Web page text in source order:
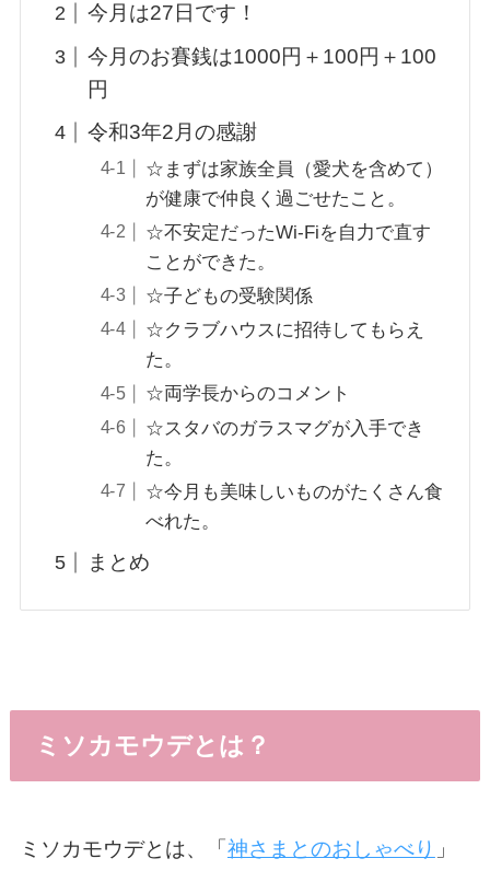
今月は27日です！
今月のお賽銭は1000円＋100円＋100
円
令和3年2月の感謝
☆まずは家族全員（愛犬を含めて）
が健康で仲良く過ごせたこと。
☆不安定だったWi-Fiを自力で直す
ことができた。
☆子どもの受験関係
☆クラブハウスに招待してもらえ
た。
☆両学長からのコメント
☆スタバのガラスマグが入手でき
た。
☆今月も美味しいものがたくさん食
べれた。
まとめ
ミソカモウデとは？
ミソカモウデとは、「神さまとのおしゃべり 」